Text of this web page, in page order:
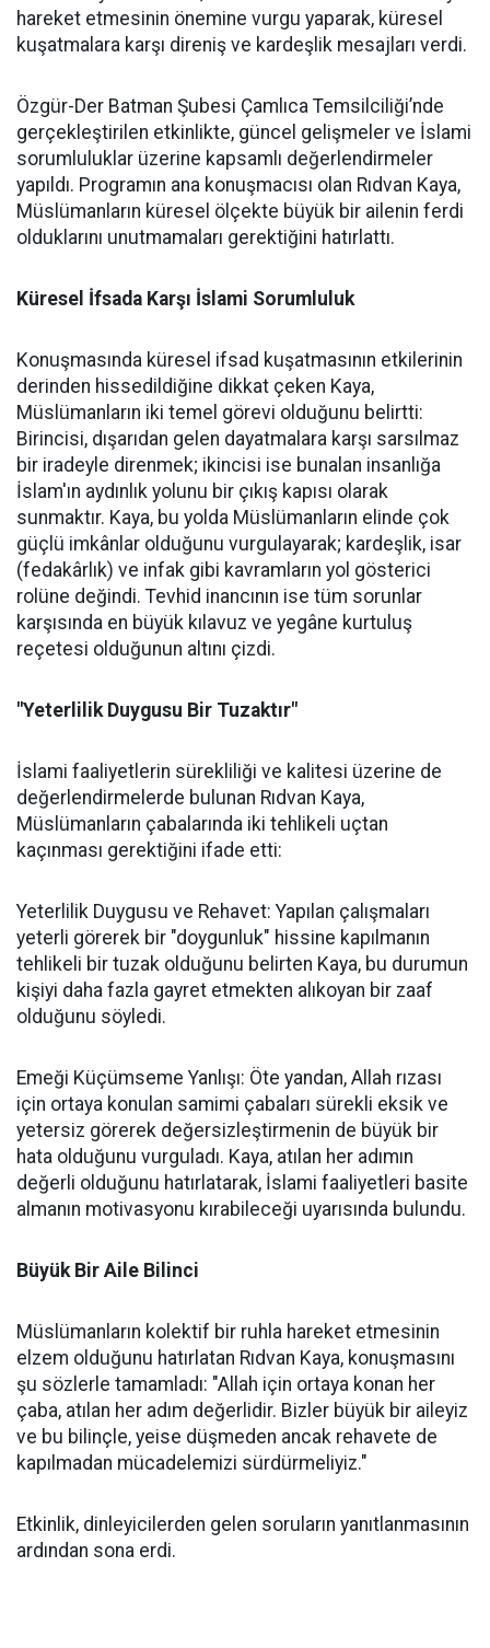
hareket etmesinin önemine vurgu yaparak, küresel
kuşatmalara karşı direniş ve kardeşlik mesajları verdi.
Özgür-Der Batman Şubesi Çamlıca Temsilciliği’nde
gerçekleştirilen etkinlikte, güncel gelişmeler ve İslami
sorumluluklar üzerine kapsamlı değerlendirmeler
yapıldı. Programın ana konuşmacısı olan Rıdvan Kaya,
Müslümanların küresel ölçekte büyük bir ailenin ferdi
olduklarını unutmamaları gerektiğini hatırlattı.
Küresel İfsada Karşı İslami Sorumluluk
Konuşmasında küresel ifsad kuşatmasının etkilerinin
derinden hissedildiğine dikkat çeken Kaya,
Müslümanların iki temel görevi olduğunu belirtti:
Birincisi, dışarıdan gelen dayatmalara karşı sarsılmaz
bir iradeyle direnmek; ikincisi ise bunalan insanlığa
İslam'ın aydınlık yolunu bir çıkış kapısı olarak
sunmaktır. Kaya, bu yolda Müslümanların elinde çok
güçlü imkânlar olduğunu vurgulayarak; kardeşlik, isar
(fedakârlık) ve infak gibi kavramların yol gösterici
rolüne değindi. Tevhid inancının ise tüm sorunlar
karşısında en büyük kılavuz ve yegâne kurtuluş
reçetesi olduğunun altını çizdi.
"Yeterlilik Duygusu Bir Tuzaktır"
İslami faaliyetlerin sürekliliği ve kalitesi üzerine de
değerlendirmelerde bulunan Rıdvan Kaya,
Müslümanların çabalarında iki tehlikeli uçtan
kaçınması gerektiğini ifade etti:
Yeterlilik Duygusu ve Rehavet: Yapılan çalışmaları
yeterli görerek bir "doygunluk" hissine kapılmanın
tehlikeli bir tuzak olduğunu belirten Kaya, bu durumun
kişiyi daha fazla gayret etmekten alıkoyan bir zaaf
olduğunu söyledi.
Emeği Küçümseme Yanlışı: Öte yandan, Allah rızası
için ortaya konulan samimi çabaları sürekli eksik ve
yetersiz görerek değersizleştirmenin de büyük bir
hata olduğunu vurguladı. Kaya, atılan her adımın
değerli olduğunu hatırlatarak, İslami faaliyetleri basite
almanın motivasyonu kırabileceği uyarısında bulundu.
Büyük Bir Aile Bilinci
Müslümanların kolektif bir ruhla hareket etmesinin
elzem olduğunu hatırlatan Rıdvan Kaya, konuşmasını
şu sözlerle tamamladı: "Allah için ortaya konan her
çaba, atılan her adım değerlidir. Bizler büyük bir aileyiz
ve bu bilinçle, yeise düşmeden ancak rehavete de
kapılmadan mücadelemizi sürdürmeliyiz."
Etkinlik, dinleyicilerden gelen soruların yanıtlanmasının
ardından sona erdi.